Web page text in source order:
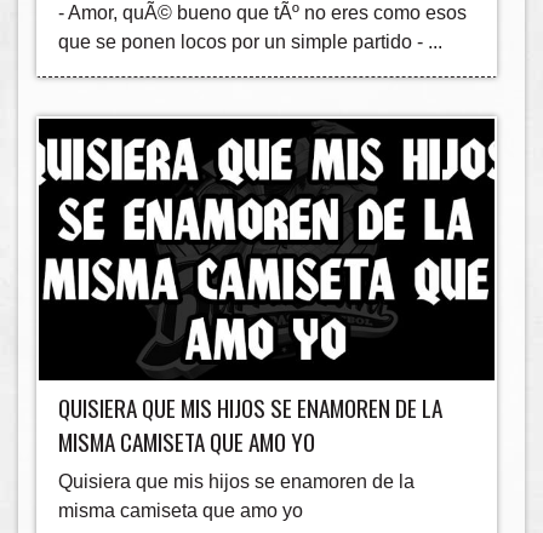
- Amor, quÃ© bueno que tÃº no eres como esos
que se ponen locos por un simple partido - ...
QUISIERA QUE MIS HIJOS SE ENAMOREN DE LA
MISMA CAMISETA QUE AMO YO
Quisiera que mis hijos se enamoren de la
misma camiseta que amo yo